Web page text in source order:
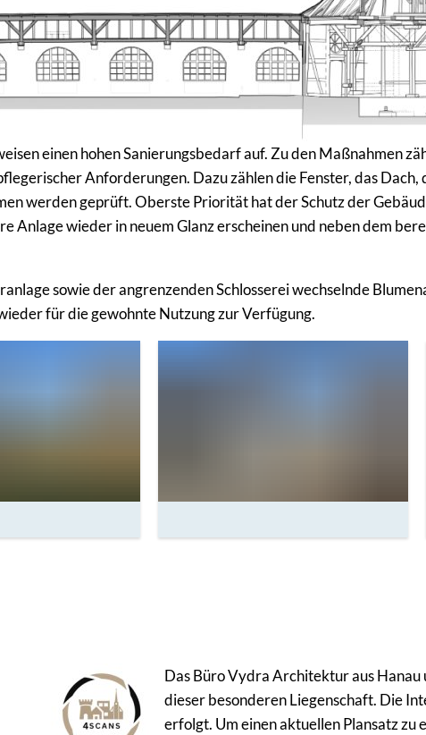
einen hohen Sanierungsbedarf auf. Zu den Maßnahmen
Anforderungen. Dazu zählen die Fenster, das
werden geprüft. Oberste Priorität hat der Schutz der
Anlage wieder in neuem Glanz erscheinen und neben dem
sowie der angrenzenden Schlosserei wechselnde
für die gewohnte Nutzung zur Verfügung.
Das Büro Vydra Architektur aus
dieser besonderen Liegenschaft. Die
erfolgt. Um einen aktuellen Plansatz zu